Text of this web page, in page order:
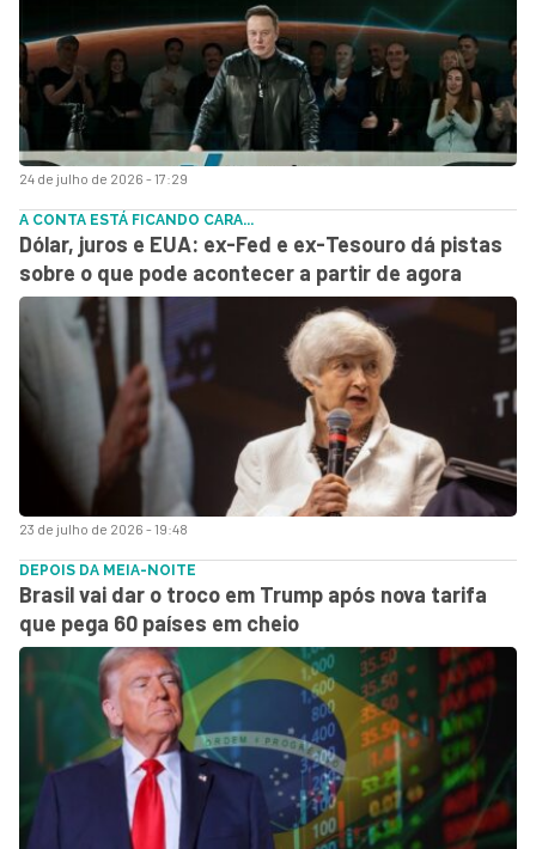
24 de julho de 2026 - 17:29
23 de julho de 2026 - 19:48
A CONTA ESTÁ FICANDO CARA...
Dólar, juros e EUA: ex-Fed e ex-Tesouro dá pistas
sobre o que pode acontecer a partir de agora
DEPOIS DA MEIA-NOITE
Brasil vai dar o troco em Trump após nova tarifa
que pega 60 países em cheio